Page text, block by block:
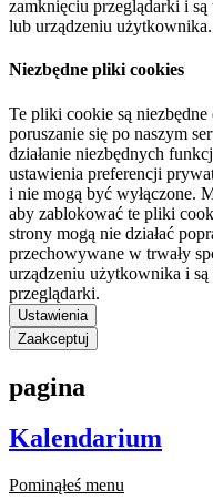
zamknięciu przeglądarki i
lub urządzeniu użytkownika.
Niezbędne pliki cookies
Te pliki cookie są
poruszanie się po naszym
działanie niezbędnych
ustawienia preferencji
i nie mogą być wyłączone.
aby zablokować te pliki
strony mogą nie działać
przechowywane w trwały
urządzeniu użytkownika i
przeglądarki.
Ustawienia
Zaakceptuj
pagina
Kalendarium
Pominąłeś menu